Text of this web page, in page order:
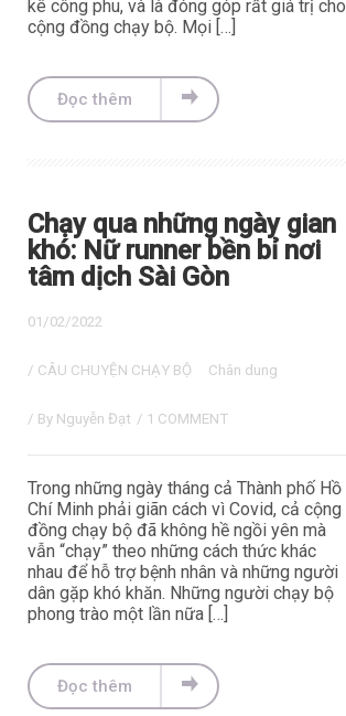
kê công phu, và là đóng góp rất giá trị cho
cộng đồng chạy bộ. Mọi […]
Đọc thêm
Chạy qua những ngày gian
khó: Nữ runner bền bỉ nơi
tâm dịch Sài Gòn
01/02/2022
/ CÂU CHUYỆN CHẠY BỘ Chân dung
/ By Nguyễn Đạt / 1 COMMENT
Trong những ngày tháng cả Thành phố Hồ
Chí Minh phải giãn cách vì Covid, cả cộng
đồng chạy bộ đã không hề ngồi yên mà
vẫn “chạy” theo những cách thức khác
nhau để hỗ trợ bệnh nhân và những người
dân gặp khó khăn. Những người chạy bộ
phong trào một lần nữa […]
Đọc thêm